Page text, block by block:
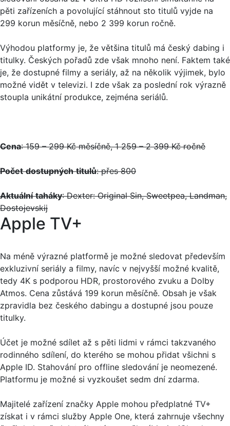
pěti zařízeních a povolující stáhnout sto titulů vyjde na
299 korun měsíčně, nebo 2 399 korun ročně.
Výhodou platformy je, že většina titulů má český dabing i
titulky. Českých pořadů zde však mnoho není. Faktem také
je, že dostupné filmy a seriály, až na několik výjimek, bylo
možné vidět v televizi. I zde však za poslední rok výrazně
stoupla unikátní produkce, zejména seriálů.
Cena: 159 – 299 Kč měsíčně, 1 259 – 2 399 Kč ročně
Počet dostupných titulů: přes 800
Aktuální taháky: Dexter: Original Sin, Sweetpea, Landman,
Dostojevskij
Apple TV+
Na méně výrazné platformě je možné sledovat především
exkluzivní seriály a filmy, navíc v nejvyšší možné kvalitě,
tedy 4K s podporou HDR, prostorového zvuku a Dolby
Atmos. Cena zůstává 199 korun měsíčně. Obsah je však
zpravidla bez českého dabingu a dostupné jsou pouze
titulky.
Účet je možné sdílet až s pěti lidmi v rámci takzvaného
rodinného sdílení, do kterého se mohou přidat všichni s
Apple ID. Stahování pro offline sledování je neomezené.
Platformu je možné si vyzkoušet sedm dní zdarma.
Majitelé zařízení značky Apple mohou předplatné TV+
získat i v rámci služby Apple One, která zahrnuje všechny